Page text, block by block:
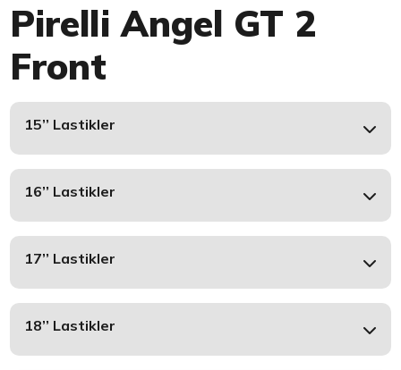
Pirelli Angel GT 2
Front
15’’ Lastikler
16’’ Lastikler
17’’ Lastikler
18’’ Lastikler